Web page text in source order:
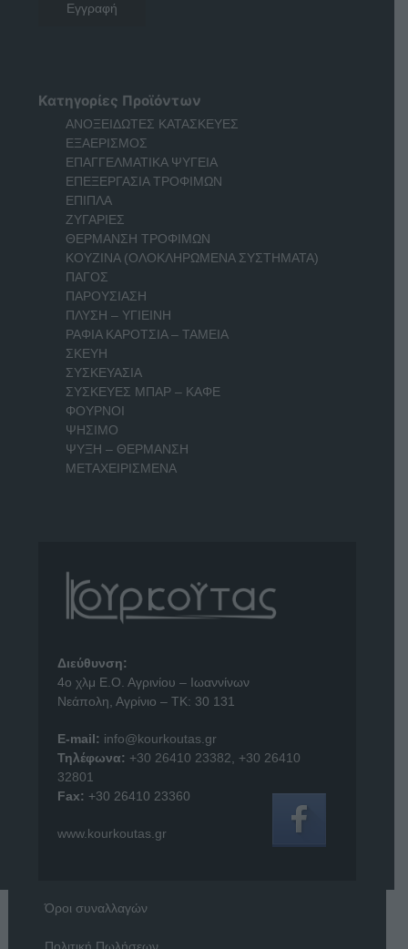
Κατηγορίες Προϊόντων
ΑΝΟΞΕΙΔΩΤΕΣ ΚΑΤΑΣΚΕΥΕΣ
ΕΞΑΕΡΙΣΜΟΣ
ΕΠΑΓΓΕΛΜΑΤΙΚΑ ΨΥΓΕΙΑ
ΕΠΕΞΕΡΓΑΣΙΑ ΤΡΟΦΙΜΩΝ
ΕΠΙΠΛΑ
ΖΥΓΑΡΙΕΣ
ΘΕΡΜΑΝΣΗ ΤΡΟΦΙΜΩΝ
ΚΟΥΖΙΝΑ (ΟΛΟΚΛΗΡΩΜΕΝΑ ΣΥΣΤΗΜΑΤΑ)
ΠΑΓΟΣ
ΠΑΡΟΥΣΙΑΣΗ
ΠΛΥΣΗ – ΥΓΙΕΙΝΗ
ΡΑΦΙΑ ΚΑΡΟΤΣΙΑ – ΤΑΜΕΙΑ
ΣΚΕΥΗ
ΣΥΣΚΕΥΑΣΙΑ
ΣΥΣΚΕΥΕΣ ΜΠΑΡ – ΚΑΦΕ
ΦΟΥΡΝΟΙ
ΨΗΣΙΜΟ
ΨΥΞΗ – ΘΕΡΜΑΝΣΗ
ΜΕΤΑΧΕΙΡΙΣΜΕΝΑ
Διεύθυνση:
4o χλμ Ε.Ο. Αγρινίου – Ιωαννίνων
Νεάπολη, Αγρίνιο – ΤΚ: 30 131
E-mail: info@kourkoutas.gr
Τηλέφωνα: +30 26410 23382
+30 26410
32801
Fax: +30 26410 23360
www.kourkoutas.gr
Όροι συναλλαγών